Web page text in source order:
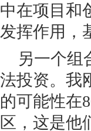
中在项目和
发挥作用，
另一个组
法投资。我
的可能性在
区，这是他